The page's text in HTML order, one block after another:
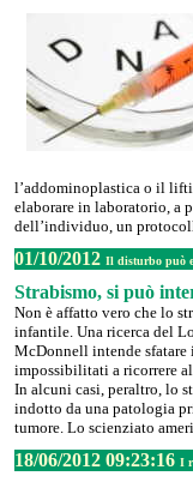
l’addominoplastica o il
elaborare in laboratorio, a
dell’individuo, un
01/10/2012 Il disturbo può
Strabismo, si può
Non è affatto vero che lo
infantile. Una ricerca del
McDonnell intende
impossibilitati a ricorrere
In alcuni casi, peraltro, lo
indotto da una patologia
tumore. Lo scienziato
18/06/2012 09:23:16 I